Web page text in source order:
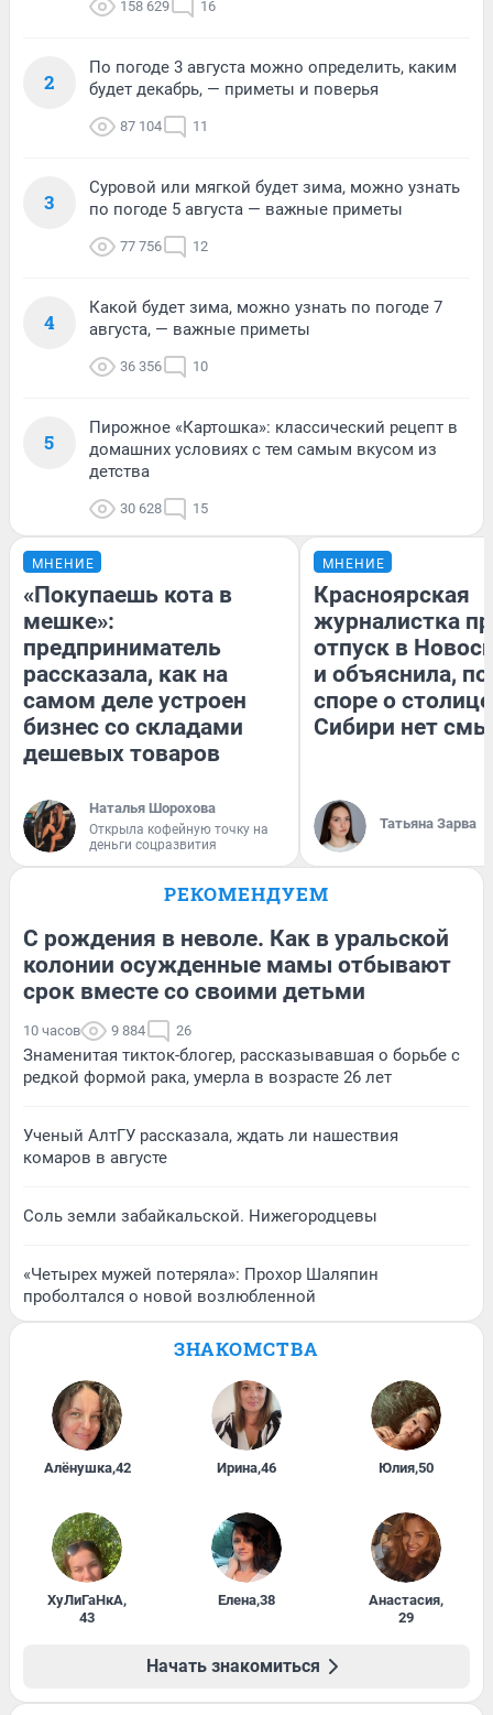
158 629 16
2
По погоде 3 августа можно определить, каким
будет декабрь, — приметы и поверья
87 104 11
3
Суровой или мягкой будет зима, можно узнать
по погоде 5 августа — важные приметы
77 756 12
4
Какой будет зима, можно узнать по погоде 7
августа, — важные приметы
36 356 10
5
Пирожное «Картошка»: классический рецепт в
домашних условиях с тем самым вкусом из
детства
30 628 15
МНЕНИЕ
«Покупаешь кота в
мешке»:
предприниматель
рассказала, как на
самом деле устроен
бизнес со складами
дешевых товаров
Наталья Шорохова
Открыла кофейную точку на
деньги соцразвития
МНЕНИЕ
Красноярская
журналистка
отпуск в
и объяснила,
споре о столице
Сибири нет
Татьяна Зарва
РЕКОМЕНДУЕМ
С рождения в неволе. Как в уральской
колонии осужденные мамы отбывают
срок вместе со своими детьми
10 часов 9 884 26
Знаменитая тикток-блогер, рассказывавшая о борьбе с
редкой формой рака, умерла в возрасте 26 лет
Ученый АлтГУ рассказала, ждать ли нашествия
комаров в августе
Соль земли забайкальской. Нижегородцевы
«Четырех мужей потеряла»: Прохор Шаляпин
проболтался о новой возлюбленной
ЗНАКОМСТВА
Алёнушка,42 Ирина,46 Юлия,50
ХуЛиГаНкА,
43
Елена,38 Анастасия,
29
Начать знакомиться